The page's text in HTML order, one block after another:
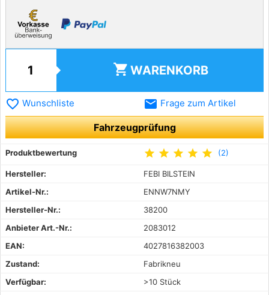
shopping_cart WARENKORB
favorite_border Wunschliste email Frage zum Artikel
Fahrzeugprüfung
Produktbewertung star star star star star (2)
Hersteller:
FEBI BILSTEIN
Artikel-Nr.:
ENNW7NMY
Hersteller-Nr.:
38200
Anbieter Art.-Nr.:
2083012
EAN:
4027816382003
Zustand:
Fabrikneu
Verfügbar:
>10 Stück